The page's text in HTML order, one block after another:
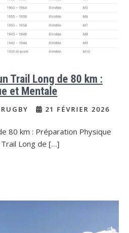
Trail Long de 80 km :
et Mentale
21 FÉVRIER 2026
80 km : Préparation Physique
Long de […]